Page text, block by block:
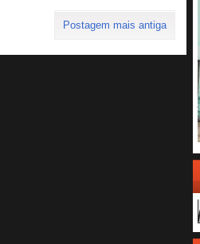
Postagem mais antiga